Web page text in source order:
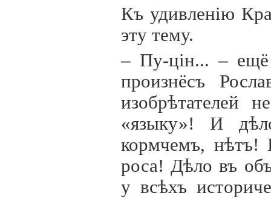
Къ удивленiю
эту тему.
– Пу-цiн... – ещё
произнёсъ
изобрѣтателей
«языку»! И
кормчемъ, нѣтъ!
роса! Дѣло въ
у всѣхъ